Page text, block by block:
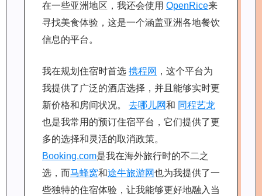
在一些亚洲地区，我还会使用 OpenRice来
寻找美食体验，这是一个涵盖亚洲各地餐饮
信息的平台。
我在规划住宿时首选 携程网 ，这个平台为
我提供了广泛的酒店选择，并且能够实时更
新价格和房间状况。 去哪儿网和 同程艺龙
也是我常用的预订住宿平台，它们提供了更
多的选择和灵活的取消政策。
Booking.com是我在海外旅行时的不二之
选，而马蜂窝和途牛旅游网也为我提供了一
些独特的住宿体验，让我能够更好地融入当